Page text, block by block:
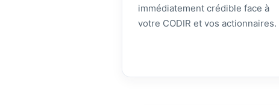
immédiatement crédible face à
votre CODIR et vos actionnaires.